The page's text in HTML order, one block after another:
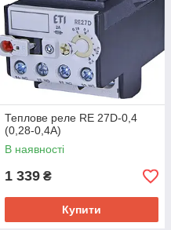
Теплове реле RE 27D-0,4
(0,28-0,4A)
В наявності
1 339 ₴
Купити